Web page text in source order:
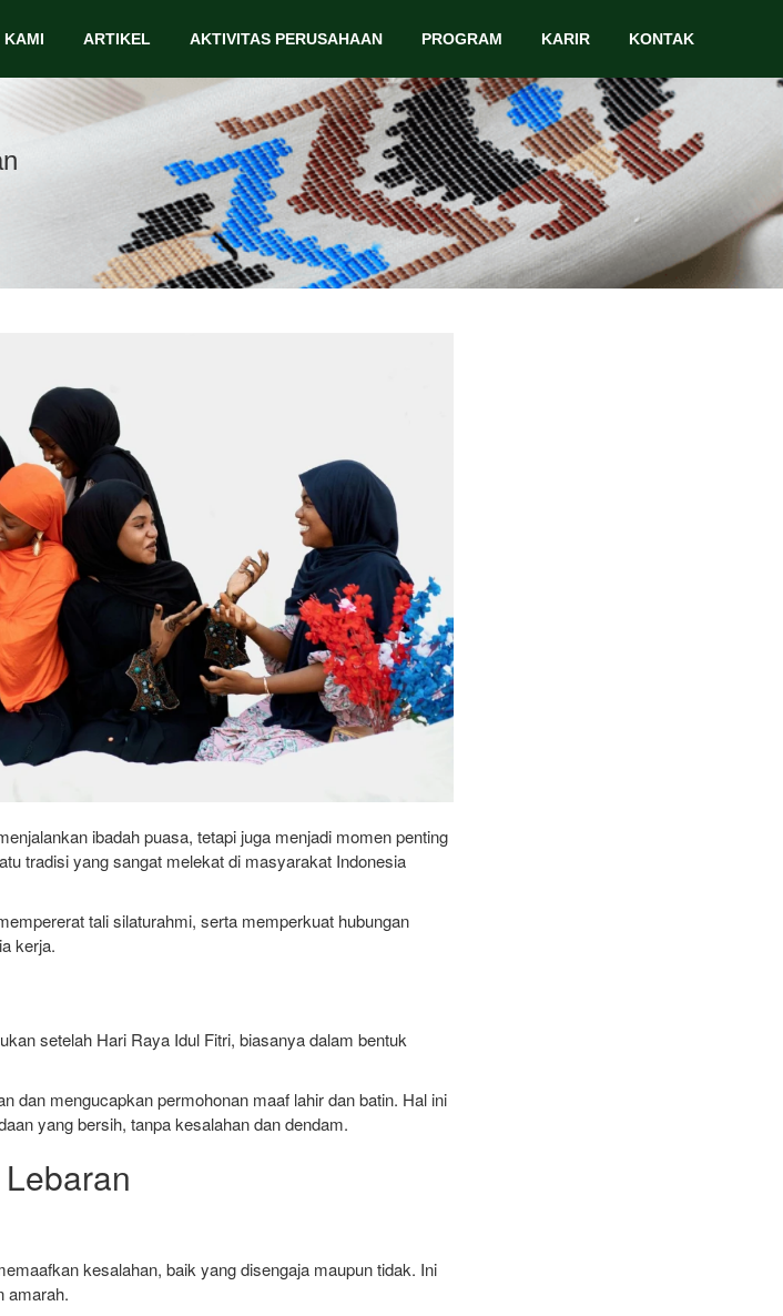
KAMI ARTIKEL AKTIVITAS PERUSAHAAN PROGRAM KARIR KONTAK
ibadah puasa, tetapi juga menjadi momen penting
tradisi yang sangat melekat di masyarakat Indonesia
tali silaturahmi, serta memperkuat hubungan
kerja.
setelah Hari Raya Idul Fitri, biasanya dalam bentuk
dan mengucapkan permohonan maaf lahir dan batin. Hal ini
yang bersih, tanpa kesalahan dan dendam.
kesalahan, baik yang disengaja maupun tidak. Ini
amarah.